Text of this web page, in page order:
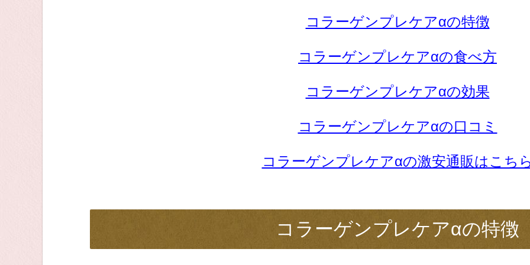
コラーゲンプレケアαの特徴
コラーゲンプレケアαの食べ方
コラーゲンプレケアαの効果
コラーゲンプレケアαの口コミ
コラーゲンプレケアαの激安通販はこち
コラーゲンプレケアαの特徴